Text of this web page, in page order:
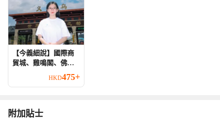
【今義細說】國際商
貿城、雞鳴閣、佛堂
古鎮、義烏博物館、
HKD475+
附加貼士